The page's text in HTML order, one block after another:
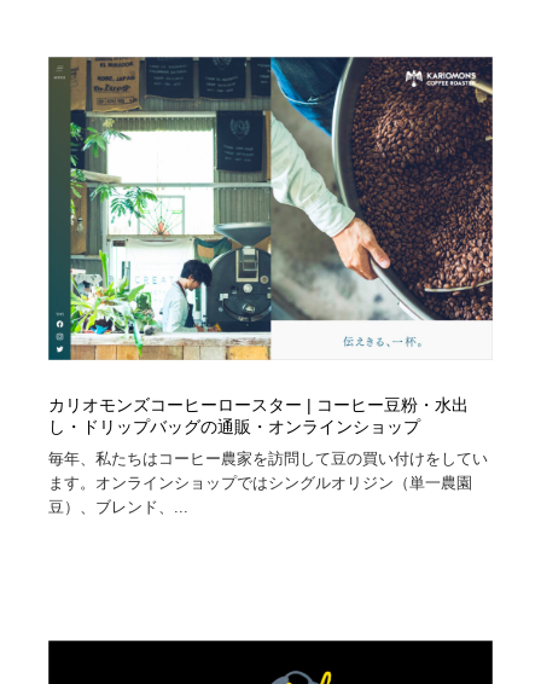
カリオモンズコーヒーロースター | コーヒー豆粉・水出
し・ドリップバッグの通販・オンラインショップ
毎年、私たちはコーヒー農家を訪問して豆の買い付けをしてい
ます。オンラインショップではシングルオリジン（単一農園
豆）、ブレンド、...